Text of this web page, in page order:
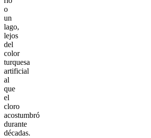
o
un
lago,
lejos
del
color
turquesa
artificial
al
que
el
cloro
acostumbró
durante
décadas.